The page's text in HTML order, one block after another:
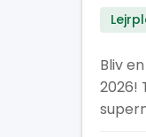
Bliv
2026!